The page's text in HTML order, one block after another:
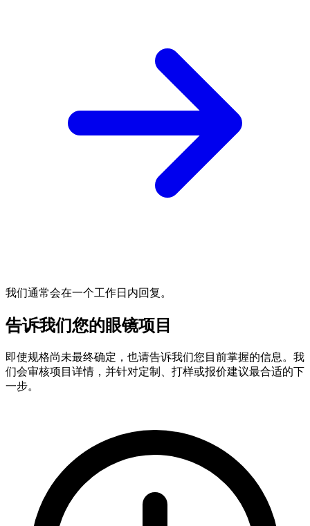
我们通常会在一个工作日内回复。
告诉我们您的眼镜项目
即使规格尚未最终确定，也请告诉我们您目前掌握的信息。我
们会审核项目详情，并针对定制、打样或报价建议最合适的下
一步。